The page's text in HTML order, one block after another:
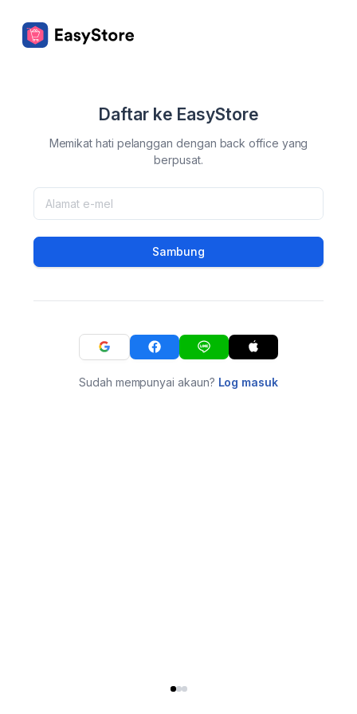
Daftar ke EasyStore
Memikat hati pelanggan dengan back office yang
berpusat.
Sambung
Sudah mempunyai akaun? Log masuk